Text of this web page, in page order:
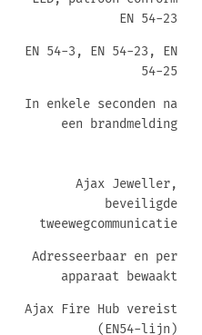
EN 54-23
EN 54-3, EN 54-23, EN
54-25
In enkele seconden na
een brandmelding
Ajax Jeweller,
beveiligde
tweewegcommunicatie
Adresseerbaar en per
apparaat bewaakt
Ajax Fire Hub vereist
(EN54-lijn)